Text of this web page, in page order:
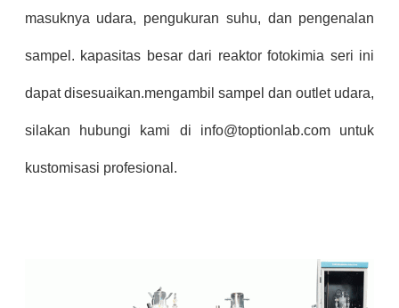
masuknya udara, pengukuran suhu, dan pengenalan
sampel. kapasitas besar dari reaktor fotokimia seri ini
dapat disesuaikan.mengambil sampel dan outlet udara,
silakan hubungi kami di info@toptionlab.com untuk
kustomisasi profesional.